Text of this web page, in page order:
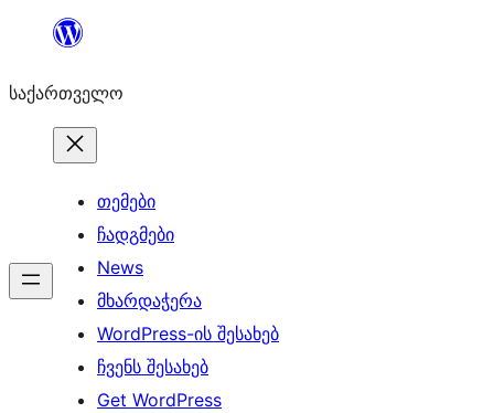
შიგთავსზე
საქართველო
თემები
ჩადგმები
News
მხარდაჭერა
WordPress-ის შესახებ
ჩვენს შესახებ
Get WordPress